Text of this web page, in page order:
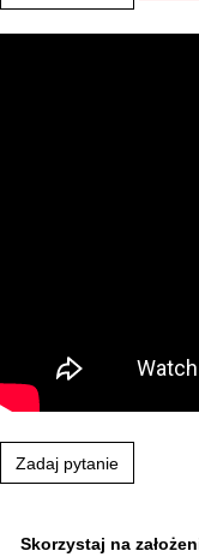
Zadaj pytanie
Skorzystaj na